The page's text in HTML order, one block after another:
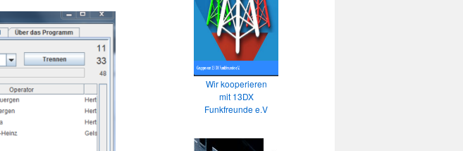
Wir kooperieren
mit 13DX
Funkfreunde e.V